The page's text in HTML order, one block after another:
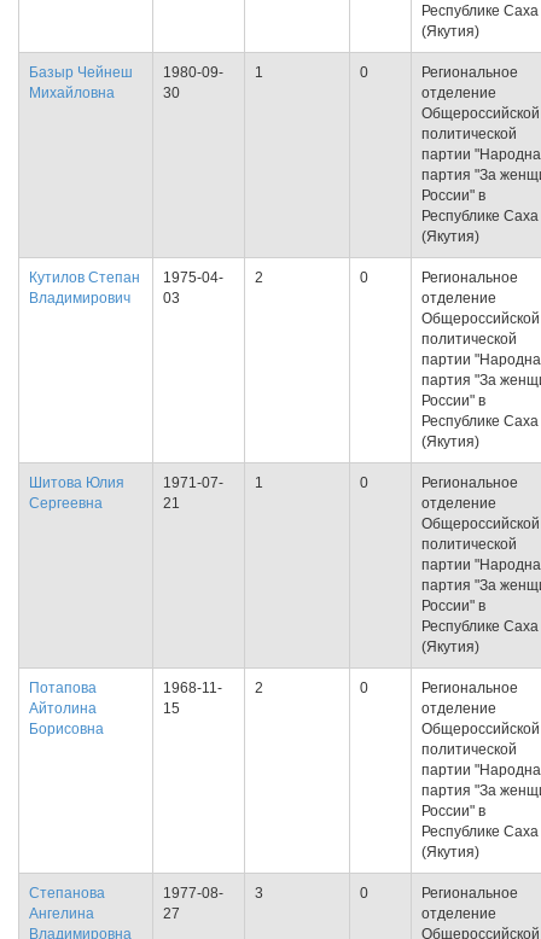
Республике Саха
(Якутия)
Базыр Чейнеш
Михайловна
1980-09-
30
1 0
Региональное
отделение
Общероссийской
политической
партии
партия "За
России" в
Республике Саха
(Якутия)
Кутилов Степан
Владимирович
1975-04-
03
2 0
Региональное
отделение
Общероссийской
политической
партии
партия "За
России" в
Республике Саха
(Якутия)
Шитова Юлия
Сергеевна
1971-07-
21
1 0
Региональное
отделение
Общероссийской
политической
партии
партия "За
России" в
Республике Саха
(Якутия)
Потапова
Айтолина
Борисовна
1968-11-
15
2 0
Региональное
отделение
Общероссийской
политической
партии
партия "За
России" в
Республике Саха
(Якутия)
Степанова
Ангелина
Владимировна
1977-08-
27
3 0
Региональное
отделение
Общероссийской